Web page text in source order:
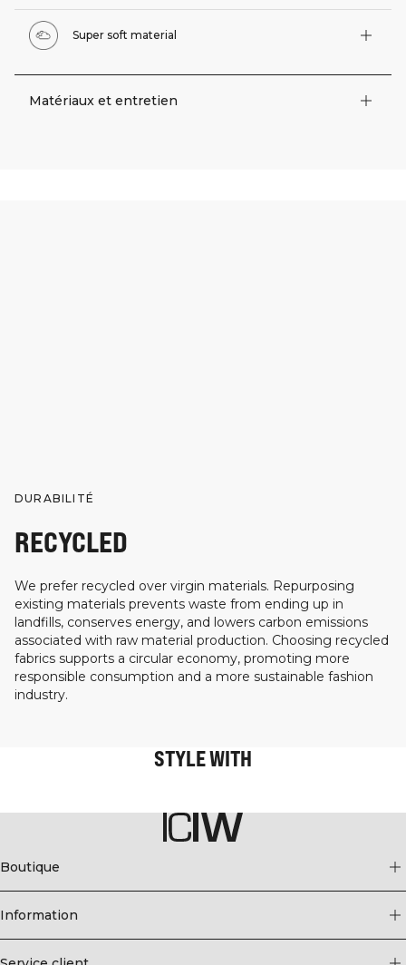
Super soft material
Matériaux et entretien
DURABILITÉ
RECYCLED
We prefer recycled over virgin materials. Repurposing
existing materials prevents waste from ending up in
landfills, conserves energy, and lowers carbon emissions
associated with raw material production. Choosing recycled
fabrics supports a circular economy, promoting more
responsible consumption and a more sustainable fashion
industry.
STYLE WITH
Boutique
Information